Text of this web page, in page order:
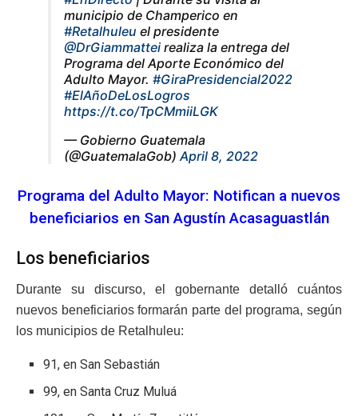
municipio de Champerico en
#Retalhuleu el presidente
@DrGiammattei realiza la entrega del
Programa del Aporte Económico del
Adulto Mayor. #GiraPresidencial2022
#ElAñoDeLosLogros
https://t.co/TpCMmiiLGK
— Gobierno Guatemala
(@GuatemalaGob)April 8, 2022
Programa del Adulto Mayor: Notifican a nuevos
beneficiarios en San Agustín Acasaguastlán
Los beneficiarios
Durante su discurso, el gobernante detalló cuántos
nuevos beneficiarios formarán parte del programa, según
los municipios de Retalhuleu:
91, en San Sebastián
99, en Santa Cruz Muluá